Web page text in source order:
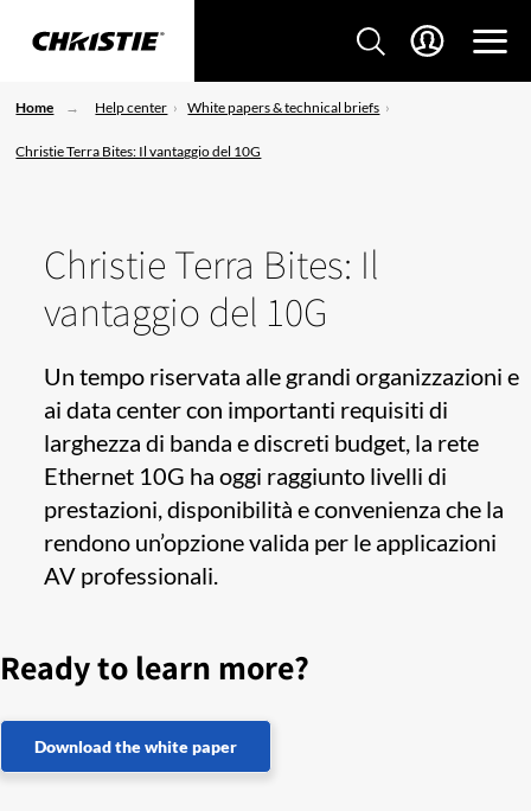
Home Help center White papers & technical briefs
Christie Terra Bites: Il vantaggio del 10G
Christie Terra Bites: Il
vantaggio del 10G
Un tempo riservata alle grandi organizzazioni e
ai data center con importanti requisiti di
larghezza di banda e discreti budget, la rete
Ethernet 10G ha oggi raggiunto livelli di
prestazioni, disponibilità e convenienza che la
rendono un’opzione valida per le applicazioni
AV professionali.
Ready to learn more?
Download the white paper